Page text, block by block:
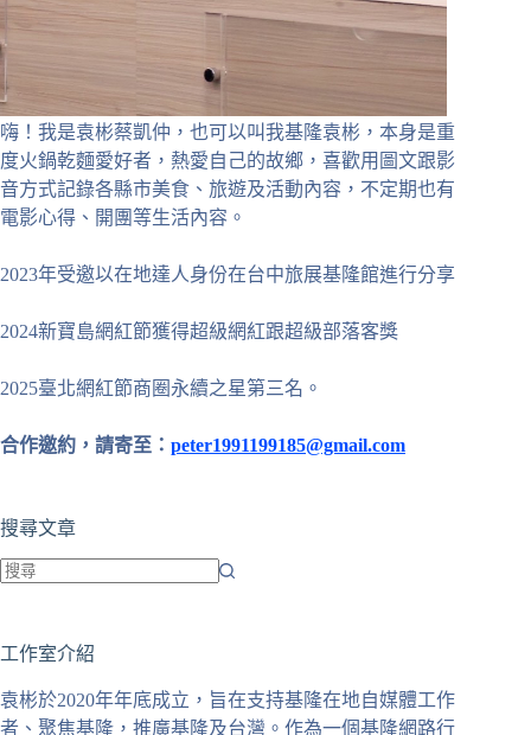
嗨！我是袁彬蔡凱仲，也可以叫我基隆袁彬，本身是重
度火鍋乾麵愛好者，熱愛自己的故鄉，喜歡用圖文跟影
音方式記錄各縣市美食、旅遊及活動內容，不定期也有
電影心得、開團等生活內容。
2023年受邀以在地達人身份在台中旅展基隆館進行分享
2024新寶島網紅節獲得超級網紅跟超級部落客獎
2025臺北網紅節商圈永續之星第三名。
合作邀約，請寄至： peter1991199185@gmail.com
搜尋文章
到
合
工作室介紹
袁彬於2020年年底成立，旨在支持基隆在地自媒體工作
者、聚焦基隆，推廣基隆及台灣。作為一個基隆網路行